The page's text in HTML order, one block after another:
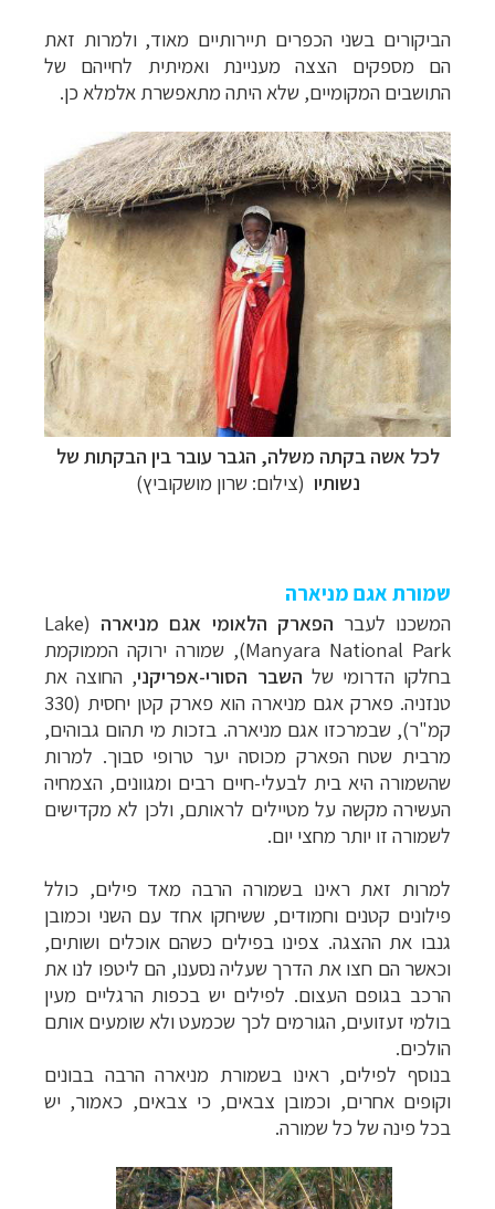
הביקורים בשני הכפרים תיירותיים מאוד, ולמרות זאת
הם מספקים הצצה מעניינת ואמיתית לחייהם של
התושבים המקומיים, שלא היתה מתאפשרת אלמלא כן.
לכל אשה בקתה משלה, הגבר עובר בין הבקתות של
נשותיו (צילום: שרון מושקוביץ)
שמורת אגם מניארה
המשכנו לעבר הפארק הלאומי אגם מניארה (
Lake
Manyara National Park), שמורה ירוקה הממוקמת
בחלקו הדרומי של השבר הסורי-אפריקני, החוצה את
טנזניה. פארק אגם מניארה הוא פארק קטן יחסית (330
קמ"ר), שבמרכזו אגם מניארה. בזכות מי תהום גבוהים,
מרבית שטח הפארק מכוסה יער טרופי סבוך. למרות
שהשמורה היא בית לבעלי-חיים רבים ומגוונים, הצמחיה
העשירה מקשה על מטיילים לראותם, ולכן לא מקדישים
לשמורה זו יותר מחצי יום.
למרות זאת ראינו בשמורה הרבה מאד פילים, כולל
פילונים קטנים וחמודים, ששיחקו אחד עם השני וכמובן
גנבו את ההצגה. צפינו בפילים כשהם אוכלים ושותים,
וכאשר הם חצו את הדרך שעליה נסענו, הם ליטפו לנו את
הרכב בגופם העצום. לפילים יש בכפות הרגליים מעין
בולמי זעזועים, הגורמים לכך שכמעט ולא שומעים אותם
הולכים.
בנוסף לפילים, ראינו בשמורת מניארה הרבה בבונים
וקופים אחרים, וכמובן צבאים, כי צבאים, כאמור, יש
בכל פינה של כל שמורה.